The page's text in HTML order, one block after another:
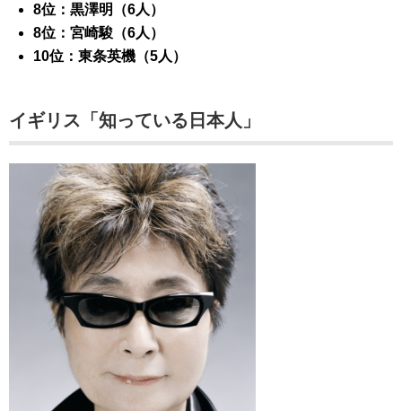
8位：黒澤明（6人）
8位：宮崎駿（6人）
10位：東条英機（5人）
イギリス「知っている日本人」